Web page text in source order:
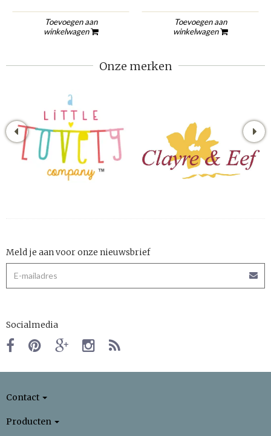
Toevoegen aan
winkelwagen
Toevoegen aan
winkelwagen
Onze merken
Meld je aan voor onze nieuwsbrief
Socialmedia
Contact
Producten